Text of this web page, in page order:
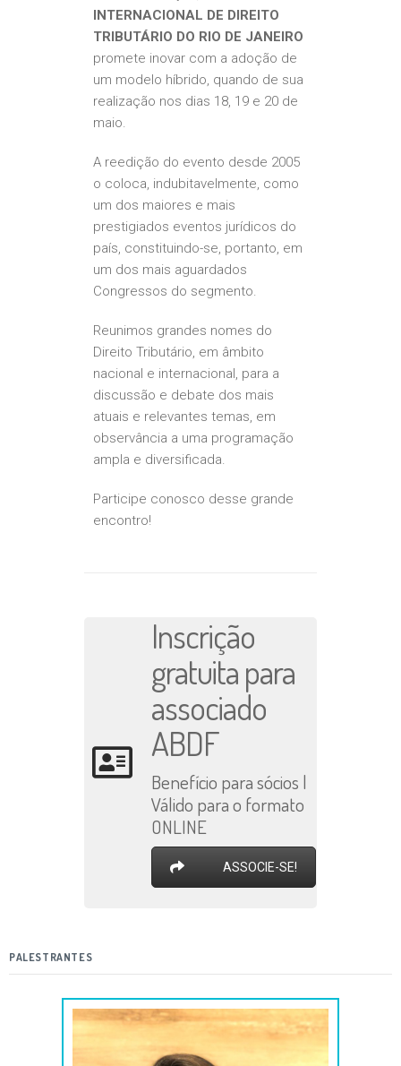
INTERNACIONAL DE DIREITO
TRIBUTÁRIO DO RIO DE JANEIRO
promete inovar com a adoção de
um modelo híbrido, quando de sua
realização nos dias 18, 19 e 20 de
maio.
A reedição do evento desde 2005
o coloca, indubitavelmente, como
um dos maiores e mais
prestigiados eventos jurídicos do
país, constituindo-se, portanto, em
um dos mais aguardados
Congressos do segmento.
Reunimos grandes nomes do
Direito Tributário, em âmbito
nacional e internacional, para a
discussão e debate dos mais
atuais e relevantes temas, em
observância a uma programação
ampla e diversificada.
Participe conosco desse grande
encontro!
Inscrição
gratuita para
associado
ABDF
Benefício para sócios |
Válido para o formato
ONLINE
ASSOCIE-SE!
PALESTRANTES